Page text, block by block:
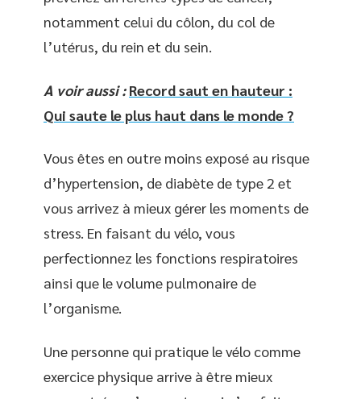
notamment celui du côlon, du col de
l’utérus, du rein et du sein.
A voir aussi : Record saut en hauteur :
Qui saute le plus haut dans le monde ?
Vous êtes en outre moins exposé au risque
d’hypertension, de diabète de type 2 et
vous arrivez à mieux gérer les moments de
stress. En faisant du vélo, vous
perfectionnez les fonctions respiratoires
ainsi que le volume pulmonaire de
l’organisme.
Une personne qui pratique le vélo comme
exercice physique arrive à être mieux